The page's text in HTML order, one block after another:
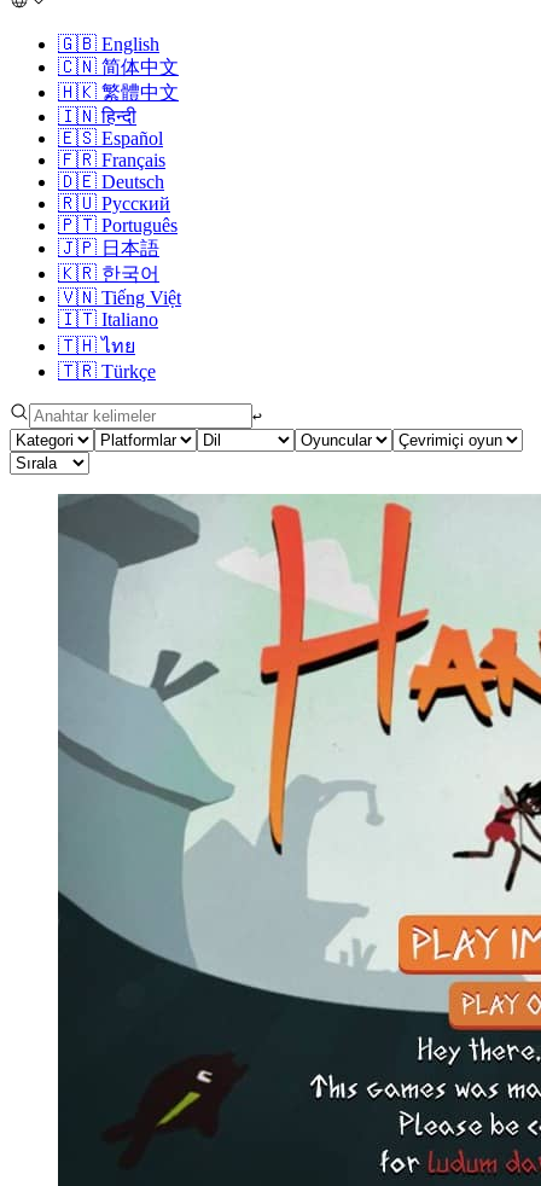
🇬🇧 English
🇨🇳 简体中文
🇭🇰 繁體中文
🇮🇳 हिन्दी
🇪🇸 Español
🇫🇷 Français
🇩🇪 Deutsch
🇷🇺 Русский
🇵🇹 Português
🇯🇵 日本語
🇰🇷 한국어
🇻🇳 Tiếng Việt
🇮🇹 Italiano
🇹🇭 ไทย
🇹🇷 Türkçe
↩︎